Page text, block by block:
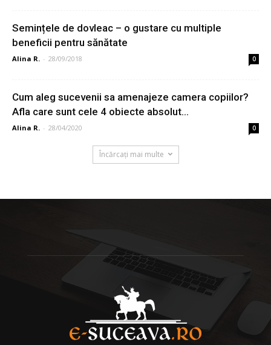
Semințele de dovleac – o gustare cu multiple
beneficii pentru sănătate
Alina R. - 28/09/2018 0
Cum aleg sucevenii sa amenajeze camera copiilor?
Afla care sunt cele 4 obiecte absolut...
Alina R. - 28/04/2020 0
Încărcați mai multe